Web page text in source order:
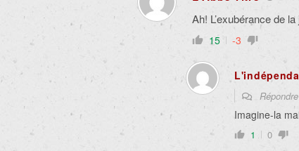
Ah! L’exubérance de
15 -3
Imagine-la
1 0